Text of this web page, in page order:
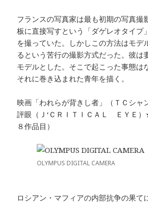
フランスの写真家は最も初期の写真撮
板に直接写すという「ダゲレオタイプ
を撮っていた。しかしこの方法はモデ
るという苦行の撮影方式だった。彼は
モデルとした。そこで起こった事態は
それに巻き込まれた青年を描く。
映画「われらが背きし者」（ＴＣシャ
評眼（Ｊ‘ＣＲＩＴＩＣＡＬ ＥＹＥ
８作品目）
OLYMPUS DIGITAL CAMERA
ロシアン・マフィアの内部抗争の果て